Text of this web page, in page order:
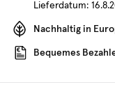
Lieferdatum:
Nachhaltig in
Bequemes